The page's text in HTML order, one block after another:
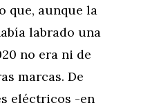
que, aunque la
labrado una
no era ni de
marcas. De
eléctricos -en